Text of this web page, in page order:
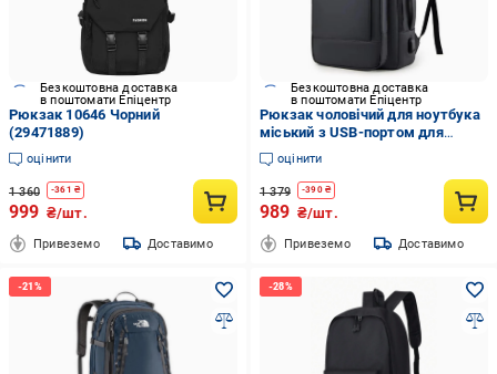
Безкоштовна доставка
в поштомати Епіцентр
Рюкзак 10646 Чорний
(29471889)
оцінити
1 360 -361 ₴
999 ₴/шт.
Привеземо Доставимо
Безкоштовна доставка
в поштомати Епіцентр
Рюкзак чоловічий для ноутбука
міський з USB-портом для
документів водостійкий 26 л
Чорний
оцінити
1 379 -390₴
989 ₴/шт.
Привеземо Доставимо